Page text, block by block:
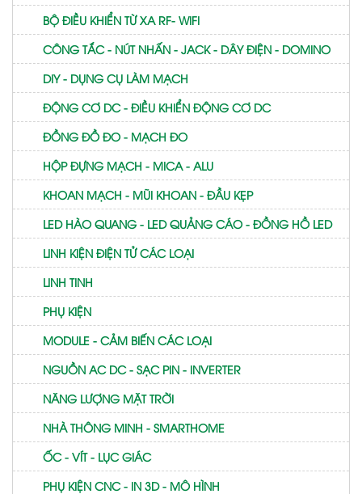
BỘ ĐIỀU KHIỂN TỪ XA RF- WIFI
CÔNG TẮC - NÚT NHẤN - JACK - DÂY ĐIỆN - DOMINO
DIY - DỤNG CỤ LÀM MẠCH
ĐỘNG CƠ DC - ĐIỀU KHIỂN ĐỘNG CƠ DC
ĐỒNG ĐỒ ĐO - MẠCH ĐO
HỘP ĐỰNG MẠCH - MICA - ALU
KHOAN MẠCH - MŨI KHOAN - ĐẦU KẸP
LED HÀO QUANG - LED QUẢNG CÁO - ĐỒNG HỒ LED
LINH KIỆN ĐIỆN TỬ CÁC LOẠI
LINH TINH
PHỤ KIỆN
MODULE - CẢM BIẾN CÁC LOẠI
NGUỒN AC DC - SẠC PIN - INVERTER
NĂNG LƯỢNG MẶT TRỜI
NHÀ THÔNG MINH - SMARTHOME
ỐC - VÍT - LỤC GIÁC
PHỤ KIỆN CNC - IN 3D - MÔ HÌNH